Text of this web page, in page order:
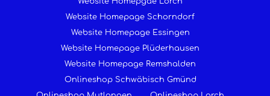
Website Homepage Schorndorf
Website Homepage Essingen
Website Homepage Plüderhausen
Website Homepage Remshalden
Onlineshop Schwäbisch Gmünd